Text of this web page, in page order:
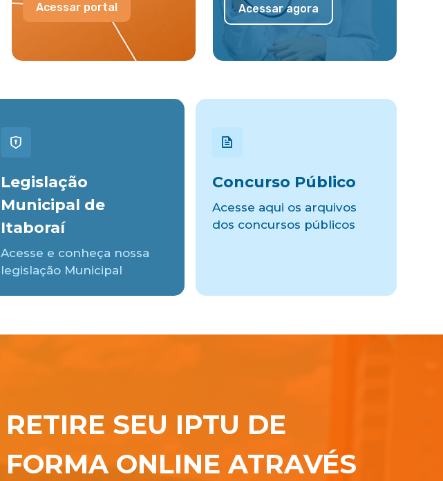
Acessar portal Acessar agora
Legislação
Municipal de
Itaboraí
Acesse e conheça nossa
legislação Municipal
Concurso Público
Acesse aqui os arquivos
dos concursos públicos
RETIRE SEU IPTU DE
FORMA ONLINE ATRAVÉS